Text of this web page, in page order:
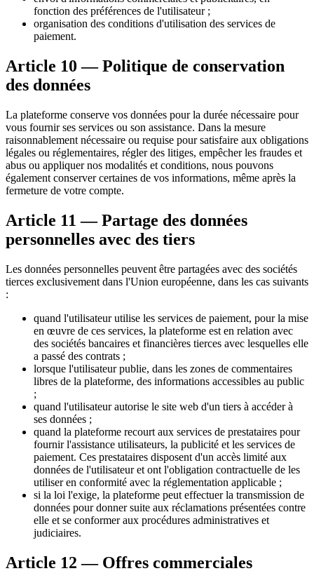
fonction des préférences de l'utilisateur ;
organisation des conditions d'utilisation des services de
paiement.
Article 10 — Politique de conservation
des données
La plateforme conserve vos données pour la durée nécessaire pour
vous fournir ses services ou son assistance. Dans la mesure
raisonnablement nécessaire ou requise pour satisfaire aux obligations
légales ou réglementaires, régler des litiges, empêcher les fraudes et
abus ou appliquer nos modalités et conditions, nous pouvons
également conserver certaines de vos informations, même après la
fermeture de votre compte.
Article 11 — Partage des données
personnelles avec des tiers
Les données personnelles peuvent être partagées avec des sociétés
tierces exclusivement dans l'Union européenne, dans les cas suivants
:
quand l'utilisateur utilise les services de paiement, pour la mise
en œuvre de ces services, la plateforme est en relation avec
des sociétés bancaires et financières tierces avec lesquelles elle
a passé des contrats ;
lorsque l'utilisateur publie, dans les zones de commentaires
libres de la plateforme, des informations accessibles au public
;
quand l'utilisateur autorise le site web d'un tiers à accéder à
ses données ;
quand la plateforme recourt aux services de prestataires pour
fournir l'assistance utilisateurs, la publicité et les services de
paiement. Ces prestataires disposent d'un accès limité aux
données de l'utilisateur et ont l'obligation contractuelle de les
utiliser en conformité avec la réglementation applicable ;
si la loi l'exige, la plateforme peut effectuer la transmission de
données pour donner suite aux réclamations présentées contre
elle et se conformer aux procédures administratives et
judiciaires.
Article 12 — Offres commerciales